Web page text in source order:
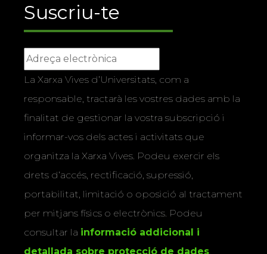
Suscriu-te
La Xarxa Vives d’Universitats, com a
responsable, tractarà les vostres dades amb la
finalitat de gestionar la vostra subscripció i
informar-vos dels actes i activitats que
organitza la Xarxa Vives. Podeu exercir els
drets d’accés, rectificació, supressió,
portabilitat, limitació o oposició al tractament
per mitjans físics o electrònics. Podeu
consultar la informació addicional i
detallada sobre protecció de dades.